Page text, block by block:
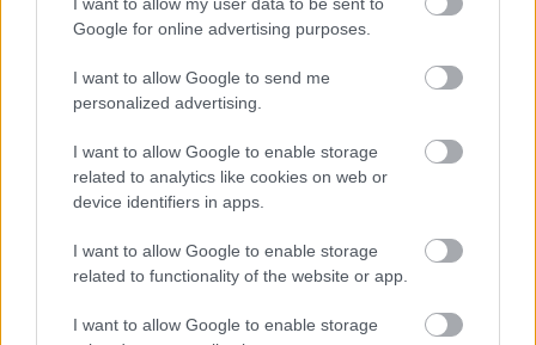
Google for online advertising purposes.
I want to allow Google to send me
personalized advertising.
I want to allow Google to enable storage
related to analytics like cookies on web or
device identifiers in apps.
I want to allow Google to enable storage
related to functionality of the website or app.
I want to allow Google to enable storage
FORMA-1
Különös szövetség segítheti
Esteban Ocon Aston Martinhoz
A Renault egyik belső forrása röviden
megerősítette a tranzakció meghiúsulását. „Úgy
fogalmazott az informátor. A Mercedes és Wolff
egyelőre nem volt elérhető, így nem kommentálták